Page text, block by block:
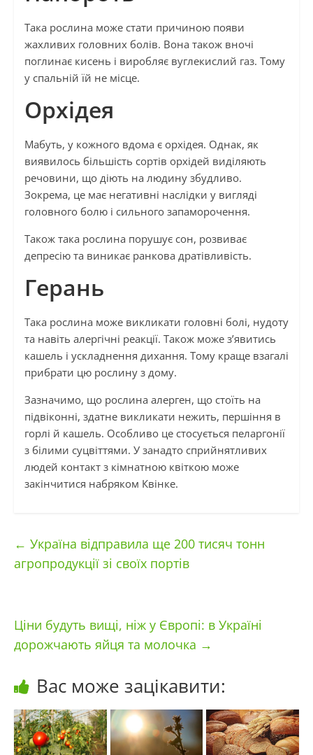
Така рослина може стати причиною появи
жахливих головних болів. Вона також вночі
поглинає кисень і виробляє вуглекислий газ. Тому
у спальній їй не місце.
Орхідея
Мабуть, у кожного вдома є орхідея. Однак, як
виявилось більшість сортів орхідей виділяють
речовини, що діють на людину збудливо.
Зокрема, це має негативні наслідки у вигляді
головного болю і сильного запаморочення.
Також така рослина порушує сон, розвиває
депресію та виникає ранкова дратівливість.
Герань
Така рослина може викликати головні болі, нудоту
та навіть алергічні реакції. Також може з’явитись
кашель і ускладнення дихання. Тому краще взагалі
прибрати цю рослину з дому.
Зазначимо, що рослина алерген, що стоїть на
підвіконні, здатне викликати нежить, першіння в
горлі й кашель. Особливо це стосується пеларгонії
з білими суцвіттями. У занадто сприйнятливих
людей контакт з кімнатною квіткою може
закінчитися набряком Квінке.
← Україна відправила ще 200 тисяч тонн
агропродукції зі своїх портів
Ціни будуть вищі, ніж у Європі: в Україні
дорожчають яйця та молочка →
Вас може зацікавити: